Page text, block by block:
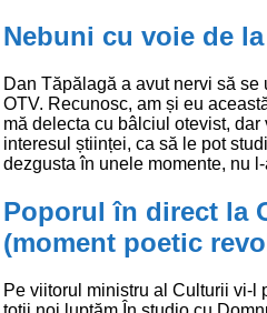
Nebuni cu voie de
Dan Tăpălagă a avut nervi să se
OTV. Recunosc, am și eu
mă delecta cu bâlciul otevist,
interesul științei, ca să le pot
dezgusta în unele momente, nu
Poporul în direct la
(moment poetic
Pe viitorul ministru al Culturii vi-l